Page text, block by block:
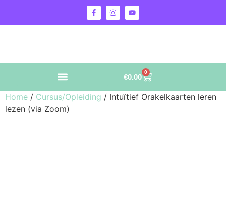
€0.00
0
Home / Cursus/Opleiding / Intuïtief Orakelkaarten leren
lezen (via Zoom)